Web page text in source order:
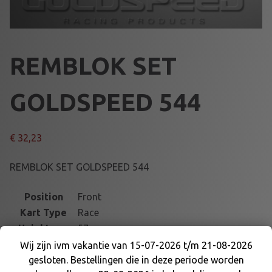
REMBLOK SET
GOLDSPEED 544
€ 32,23
REMBLOK SET GOLDSPEED 544
Position
Front
Kart Type
Race
Height mm
57
Part number 15544-14
Length mm
32
Wij zijn ivm vakantie van 15-07-2026 t/m 21-08-
Wij zijn ivm vakantie van 15-07-2026 t/m 21-08-2026
gesloten. Bestellingen die in deze periode worden